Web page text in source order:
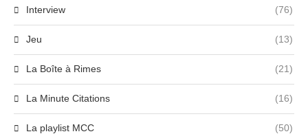
Interview (76)
Jeu (13)
La Boîte à Rimes (21)
La Minute Citations (16)
La playlist MCC (50)